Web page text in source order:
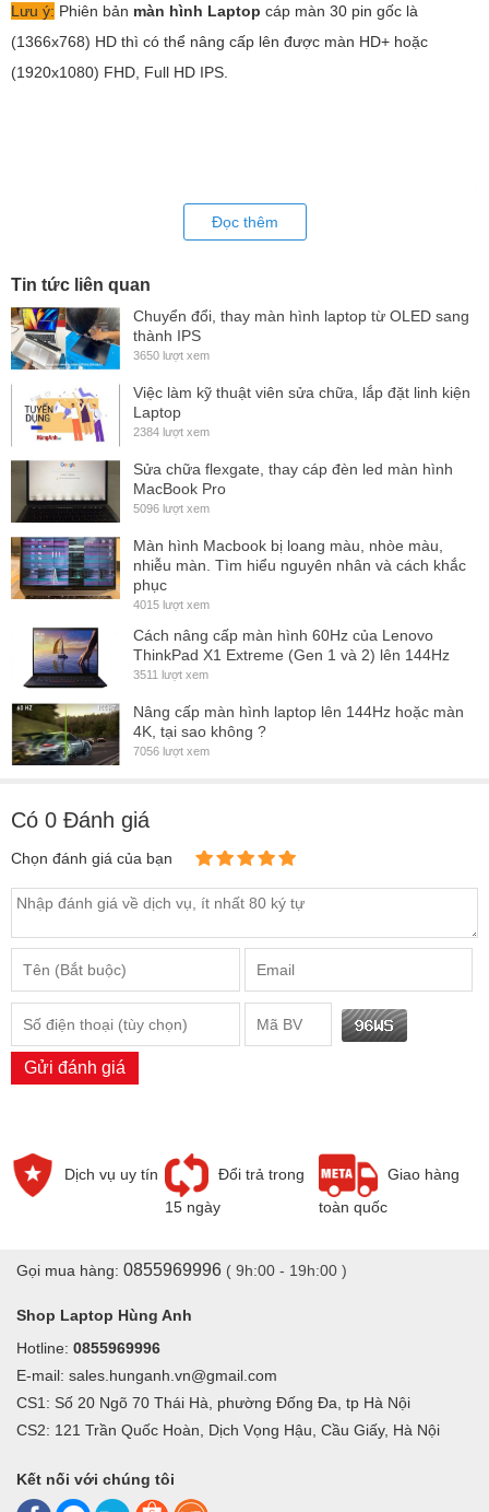
Lưu ý: Phiên bản màn hình Laptop cáp màn 30 pin gốc là
(1366x768) HD thì có thể nâng cấp lên được màn HD+ hoặc
(1920x1080) FHD, Full HD IPS.
THÔNG SỐ KỸ THUẬT MÀN HÌNH 14 INCH HD
Kích thước 14 Inch
Cáp tín hiệu
Tấm nền
Bề mặt Nhám chống chói
Công nghệ màn hình Không cảm ứng
Đời máy tương thích Laptop Sản xuất từ 2014
Bảo hành 12 Tháng
Ưu đãi
Miễn phí công nắp đặt
Đọc thêm
Tin tức liên quan
Chuyển đổi, thay màn hình laptop từ OLED sang
thành IPS
3650 lượt xem
Việc làm kỹ thuật viên sửa chữa, lắp đặt linh kiện
Laptop
2384 lượt xem
Sửa chữa flexgate, thay cáp đèn led màn hình
MacBook Pro
5096 lượt xem
Màn hình Macbook bị loang màu, nhòe màu,
nhiễu màn. Tìm hiểu nguyên nhân và cách khắc
phục
4015 lượt xem
Cách nâng cấp màn hình 60Hz của Lenovo
ThinkPad X1 Extreme (Gen 1 và 2) lên 144Hz
3511 lượt xem
Nâng cấp màn hình laptop lên 144Hz hoặc màn
4K, tại sao không ?
7056 lượt xem
Có 0 Đánh giá
Chọn đánh giá của bạn
Gửi đánh giá
Dịch vụ uy tín
Đổi trả trong
15 ngày
Giao hàng
toàn quốc
Gọi mua hàng: 0855969996 ( 9h:00 - 19h:00 )
Shop Laptop Hùng Anh
Hotline: 0855969996
E-mail: sales.hunganh.vn@gmail.com
CS1: Số 20 Ngõ 70 Thái Hà, phường Đống Đa, tp Hà Nội
CS2: 121 Trần Quốc Hoàn, Dịch Vọng Hậu, Cầu Giấy, Hà Nội
Kết nối với chúng tôi